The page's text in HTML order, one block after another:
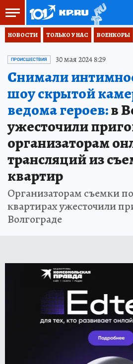
НОВОСТИ ТОЛЬКО У НАС ВОЕНКОРЫ
ПРОИСШЕСТВИЯ 30 мая 2024 8:29
Снимали
шоу скрытой
ведома героев:в
ужесточили
организаторам
трансляций из
квартир
Организаторам съемки
квартирах ужесточили
Волгограде